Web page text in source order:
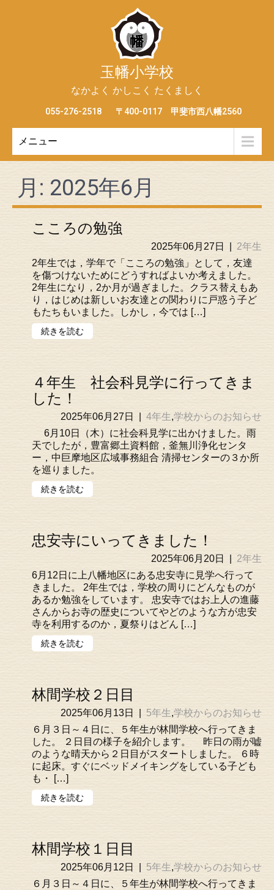
玉幡小学校
なかよく かしこく たくましく
055-276-2518 〒400-0117 甲斐市西八幡2560
メニュー
月: 2025年6月
こころの勉強
2025年06月27日
2年生
2年生では，学年で「こころの勉強」として，友達
を傷つけないためにどうすればよいか考えました。
2年生になり，2か月が過ぎました。クラス替えもあ
り，はじめは新しいお友達との関わりに戸惑う子ど
もたちもいました。しかし，今では […]
続きを読む
４年生 社会科見学に行ってきま
した！
2025年06月27日 4年生,学校からのお知らせ
6月10日（木）に社会科見学に出かけました。雨
天でしたが，豊富郷土資料館，釜無川浄化センタ
ー，中巨摩地区広域事務組合 清掃センターの３か所
を巡りました。
続きを読む
忠安寺にいってきました！
2025年06月20日
2年生
6月12日に上八幡地区にある忠安寺に見学へ行って
きました。 2年生では，学校の周りにどんなものが
あるか勉強をしています。 忠安寺ではお上人の進藤
さんからお寺の歴史についてやどのような方が忠安
寺を利用するのか，夏祭りはどん […]
続きを読む
林間学校２日目
2025年06月13日 5年生,学校からのお知らせ
６月３日～４日に、５年生が林間学校へ行ってきま
した。 ２日目の様子を紹介します。 昨日の雨が嘘
のような晴天から２日目がスタートしました。 ６時
に起床。すぐにベッドメイキングをしている子ども
も・ […]
続きを読む
林間学校１日目
2025年06月12日 5年生,学校からのお知らせ
６月３日～４日に、５年生が林間学校へ行ってきま